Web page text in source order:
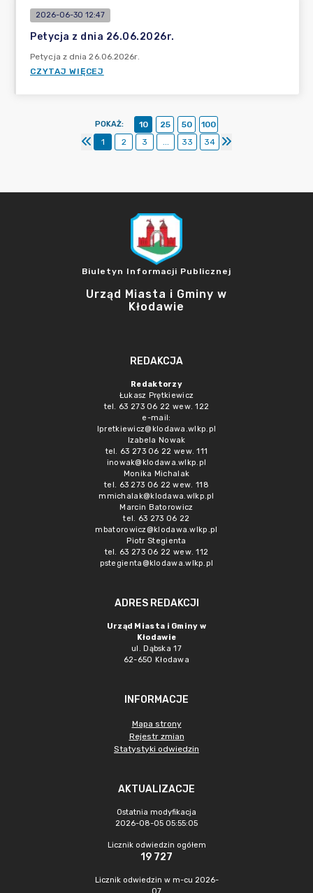
2026-06-30 12:47
Petycja z dnia 26.06.2026r.
Petycja z dnia 26.06.2026r.
CZYTAJ WIĘCEJ
POKAŻ: 10 25 50
100
1
2 3 ... 33 34
Biuletyn Informacji Publicznej
Urząd Miasta i Gminy w
Kłodawie
REDAKCJA
Redaktorzy
Łukasz Prętkiewicz
tel. 63 273 06 22 wew. 122
e-mail:
lpretkiewicz@klodawa.wlkp.pl
Izabela Nowak
tel. 63 273 06 22 wew. 111
inowak@klodawa.wlkp.pl
Monika Michalak
tel. 63 273 06 22 wew. 118
mmichalak@klodawa.wlkp.pl
Marcin Batorowicz
tel. 63 273 06 22
mbatorowicz@klodawa.wlkp.pl
Piotr Stegienta
tel. 63 273 06 22 wew. 112
pstegienta@klodawa.wlkp.pl
ADRES REDAKCJI
Urząd Miasta i Gminy w
Kłodawie
ul. Dąbska 17
62-650 Kłodawa
INFORMACJE
Mapa strony
Rejestr zmian
Statystyki odwiedzin
AKTUALIZACJE
Ostatnia modyfikacja
2026-08-05 05:55:05
Licznik odwiedzin ogółem
19 727
Licznik odwiedzin w m-cu 2026-